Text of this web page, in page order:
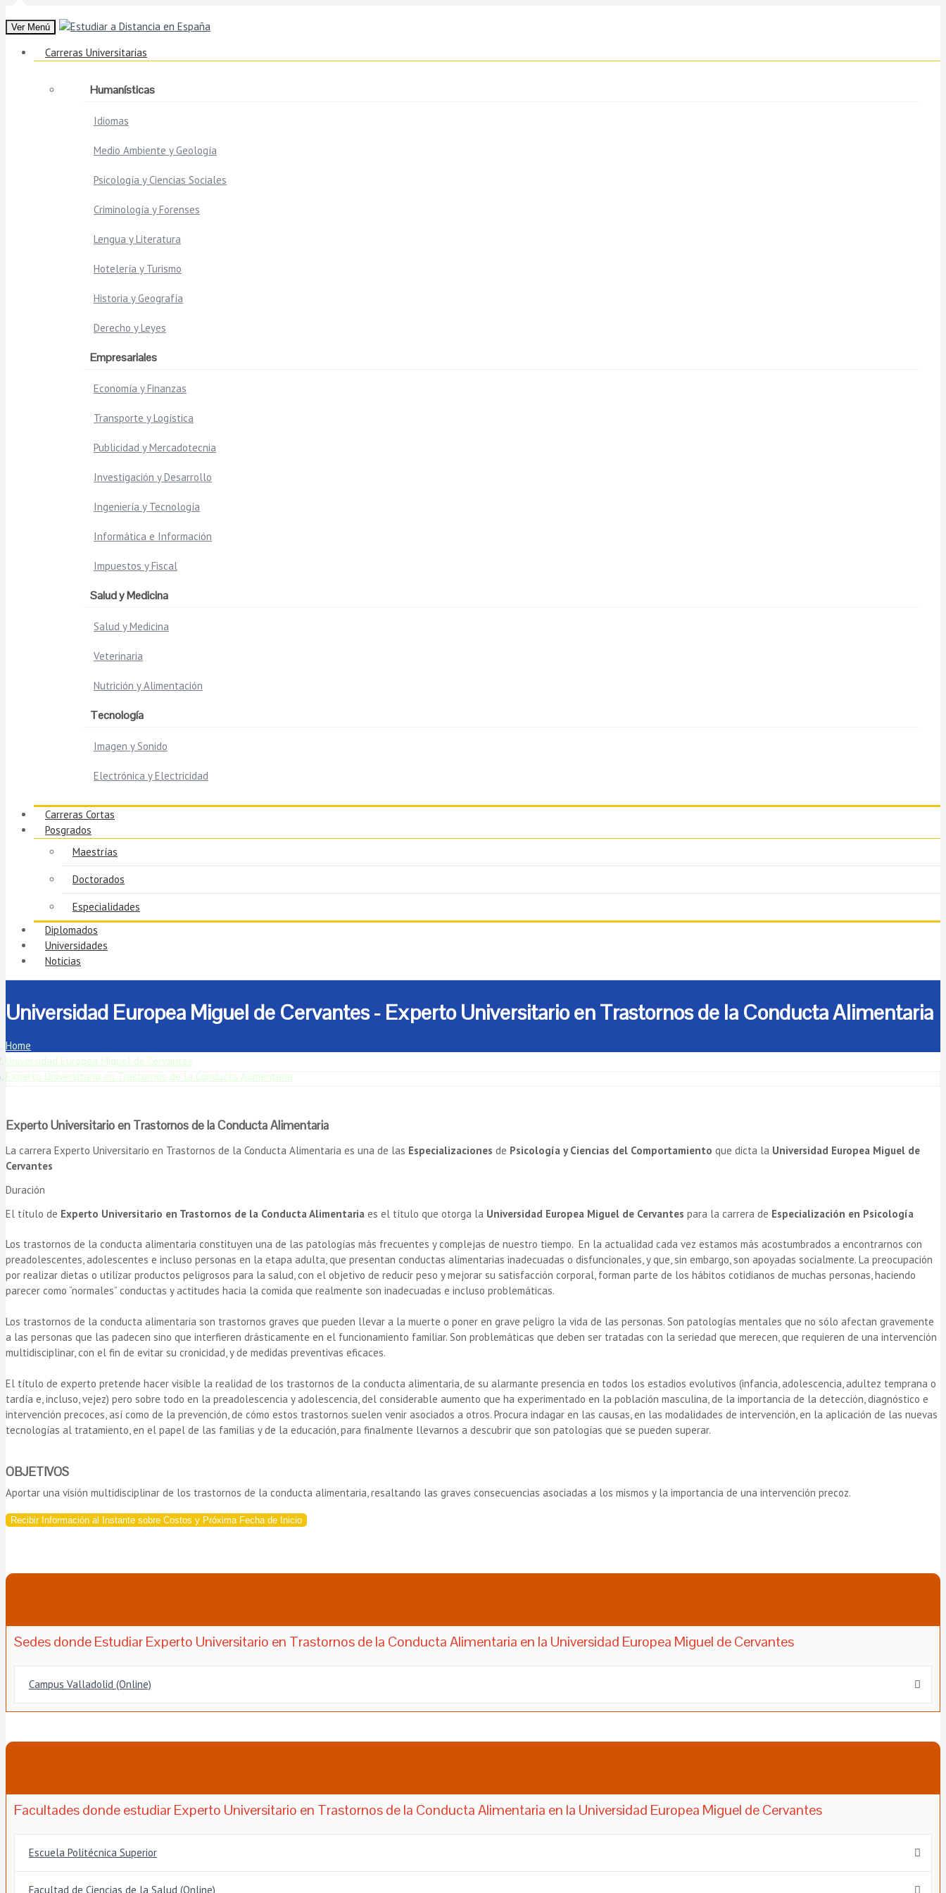
Ver Menú
Carreras Universitarias
Humanísticas
Idiomas
Medio Ambiente y Geología
Psicología y Ciencias Sociales
Criminología y Forenses
Lengua y Literatura
Hotelería y Turismo
Historia y Geografía
Derecho y Leyes
Empresariales
Economía y Finanzas
Transporte y Logística
Publicidad y Mercadotecnia
Investigación y Desarrollo
Ingeniería y Tecnología
Informática e Información
Impuestos y Fiscal
Salud y Medicina
Salud y Medicina
Veterinaria
Nutrición y Alimentación
Tecnología
Imagen y Sonido
Electrónica y Electricidad
Carreras Cortas
Posgrados
Maestrías
Doctorados
Especialidades
Diplomados
Universidades
Noticias
Universidad Europea Miguel de Cervantes - Experto Universitario en Trastornos de la Conducta Alimentaria
Home
Universidad Europea Miguel de Cervantes
Experto Universitario en Trastornos de la Conducta Alimentaria
Experto Universitario en Trastornos de la Conducta Alimentaria
La carrera Experto Universitario en Trastornos de la Conducta Alimentaria es una de las Especializaciones de Psicología y Ciencias del Comportamiento que dicta la Universidad Europea Miguel de
Cervantes
Duración
El título de Experto Universitario en Trastornos de la Conducta Alimentaria es el título que otorga la Universidad Europea Miguel de Cervantes para la carrera de Especialización en Psicología
Los trastornos de la conducta alimentaria constituyen una de las patologías más frecuentes y complejas de nuestro tiempo. En la actualidad cada vez estamos más acostumbrados a encontrarnos con
preadolescentes, adolescentes e incluso personas en la etapa adulta, que presentan conductas alimentarias inadecuadas o disfuncionales, y que, sin embargo, son apoyadas socialmente. La preocupación
por realizar dietas o utilizar productos peligrosos para la salud, con el objetivo de reducir peso y mejorar su satisfacción corporal, forman parte de los hábitos cotidianos de muchas personas, haciendo
parecer como “normales” conductas y actitudes hacia la comida que realmente son inadecuadas e incluso problemáticas.
Los trastornos de la conducta alimentaria son trastornos graves que pueden llevar a la muerte o poner en grave peligro la vida de las personas. Son patologías mentales que no sólo afectan gravemente
a las personas que las padecen sino que interfieren drásticamente en el funcionamiento familiar. Son problemáticas que deben ser tratadas con la seriedad que merecen, que requieren de una intervención
multidisciplinar, con el fin de evitar su cronicidad, y de medidas preventivas eficaces.
El título de experto pretende hacer visible la realidad de los trastornos de la conducta alimentaria, de su alarmante presencia en todos los estadios evolutivos (infancia, adolescencia, adultez temprana o
tardía e, incluso, vejez) pero sobre todo en la preadolescencia y adolescencia, del considerable aumento que ha experimentado en la población masculina, de la importancia de la detección, diagnóstico e
intervención precoces, así como de la prevención, de cómo estos trastornos suelen venir asociados a otros. Procura indagar en las causas, en las modalidades de intervención, en la aplicación de las nuevas
tecnologías al tratamiento, en el papel de las familias y de la educación, para finalmente llevarnos a descubrir que son patologías que se pueden superar.
OBJETIVOS
Aportar una visión multidisciplinar de los trastornos de la conducta alimentaria, resaltando las graves consecuencias asociadas a los mismos y la importancia de una intervención precoz.
Recibir Información al Instante sobre Costos y Próxima Fecha de Inicio
Sedes donde Estudiar Experto Universitario en Trastornos de la Conducta Alimentaria en la Universidad Europea Miguel de Cervantes
Campus Valladolid (Online)
Facultades donde estudiar Experto Universitario en Trastornos de la Conducta Alimentaria en la Universidad Europea Miguel de Cervantes
Escuela Politécnica Superior
Facultad de Ciencias de la Salud (Online)